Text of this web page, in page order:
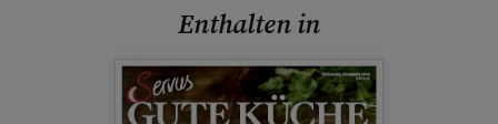
Enthalten in